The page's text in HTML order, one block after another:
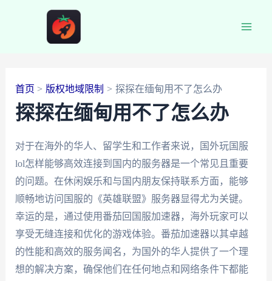
首页 版权地域限制 探探在缅甸用不了怎么办
探探在缅甸用不了怎么办
对于在海外的华人、留学生和工作者来说，国外玩国服
lol怎样能够高效连接到国内的服务器是一个常见且重要
的问题。在休闲娱乐和与国内朋友保持联系方面，能够
顺畅地访问国服的《英雄联盟》服务器显得尤为关键。
幸运的是，通过使用番茄回国服加速器，海外玩家可以
享受无缝连接和优化的游戏体验。番茄加速器以其卓越
的性能和高效的服务闻名，为国外的华人提供了一个理
想的解决方案，确保他们在任何地点和网络条件下都能